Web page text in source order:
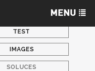
TEST
IMAGES
SOLUCES